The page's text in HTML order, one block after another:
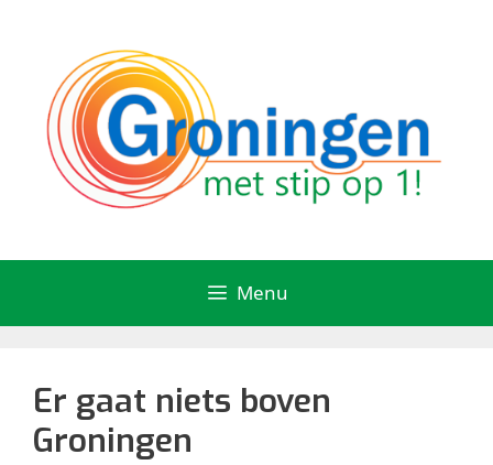
inhoud
Menu
Er gaat niets boven
Groningen